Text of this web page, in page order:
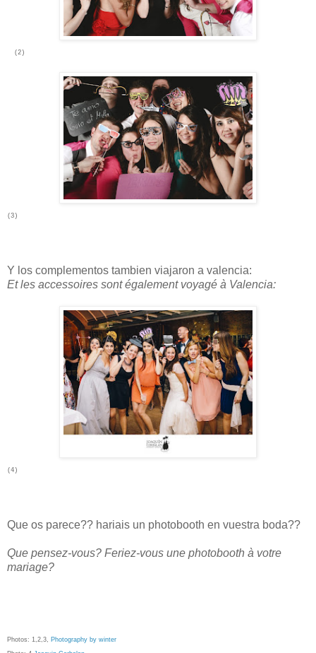
(2)
(3)
Y los complementos tambien viajaron a valencia:
Et les accessoires sont également voyagé à Valencia:
(4)
Que os parece?? hariais un photobooth en vuestra boda??
Que pensez-vous? Feriez-vous une photobooth à votre
mariage?
Photos: 1,2,3, Photography by winter